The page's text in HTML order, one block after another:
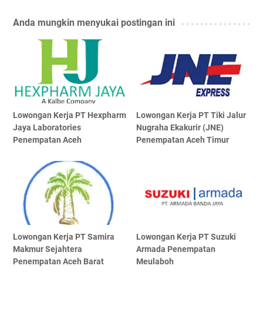
Anda mungkin menyukai postingan ini
Lowongan Kerja PT Hexpharm
Jaya Laboratories
Penempatan Aceh
Lowongan Kerja PT Tiki Jalur
Nugraha Ekakurir (JNE)
Penempatan Aceh Timur
Lowongan Kerja PT Samira
Makmur Sejahtera
Penempatan Aceh Barat
Lowongan Kerja PT Suzuki
Armada Penempatan
Meulaboh